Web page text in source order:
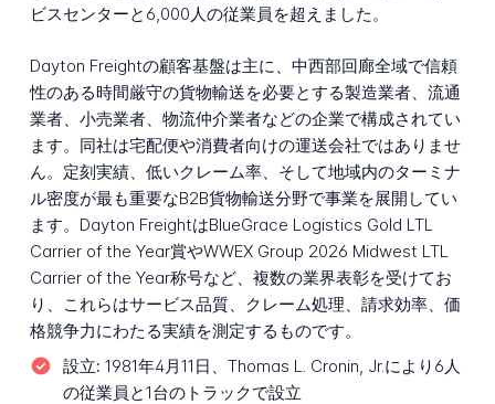
ビスセンターと6,000人の従業員を超えました。
Dayton Freightの顧客基盤は主に、中西部回廊全域で信頼
性のある時間厳守の貨物輸送を必要とする製造業者、流通
業者、小売業者、物流仲介業者などの企業で構成されてい
ます。同社は宅配便や消費者向けの運送会社ではありませ
ん。定刻実績、低いクレーム率、そして地域内のターミナ
ル密度が最も重要なB2B貨物輸送分野で事業を展開してい
ます。Dayton FreightはBlueGrace Logistics Gold LTL
Carrier of the Year賞やWWEX Group 2026 Midwest LTL
Carrier of the Year称号など、複数の業界表彰を受けてお
り、これらはサービス品質、クレーム処理、請求効率、価
格競争力にわたる実績を測定するものです。
設立: 1981年4月11日、Thomas L. Cronin, Jr.により6人
の従業員と1台のトラックで設立